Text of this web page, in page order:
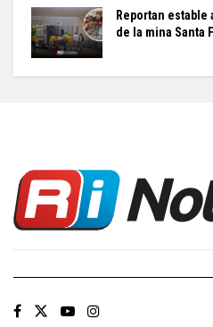
Reportan
de la mina Santa